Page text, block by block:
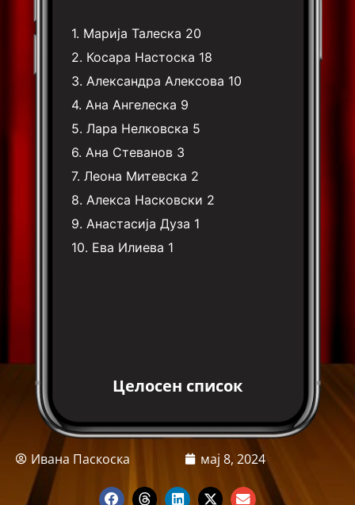
1. Марија Талеска 20
2. Косара Настоска 18
3. Александра Алексова 10
4. Ана Ангелеска 9
5.Лара Нелковска 5
6. Ана Стеванов 3
7.Леона Митевска 2
8. Алекса Насковски 2
9. Анастасија Дуза 1
10. Ева Илиева 1
Целосен список
Ивана Паскоска мај 8, 2024